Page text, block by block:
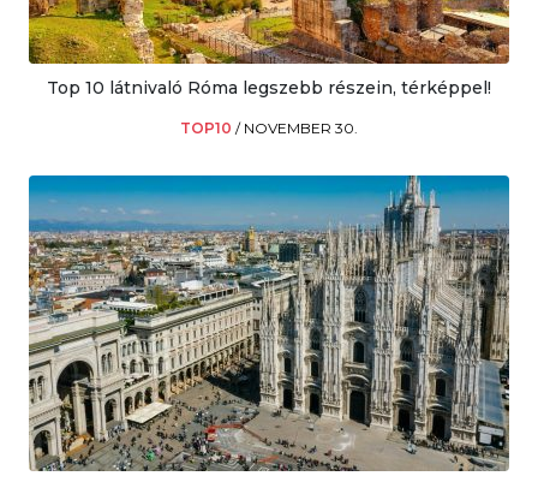
Top 10 látnivaló Róma legszebb részein, térképpel!
TOP10 / NOVEMBER 30.